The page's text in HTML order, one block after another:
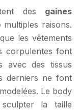
des gaines
raisons.
les vêtements
corpulentes font
avec des tissus
derniers ne font
Le body
la taille